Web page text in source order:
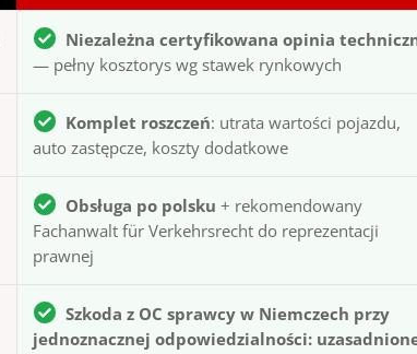
Niezależna certyfikowana opinia
— pełny kosztorys wg stawek rynkowych
Komplet roszczeń: utrata wartości pojazdu,
auto zastępcze, koszty dodatkowe
Obsługa po polsku + rekomendowany
Fachanwalt für Verkehrsrecht do reprezentacji
prawnej
Szkoda z OC sprawcy w Niemczech przy
jednoznacznej odpowiedzialności: